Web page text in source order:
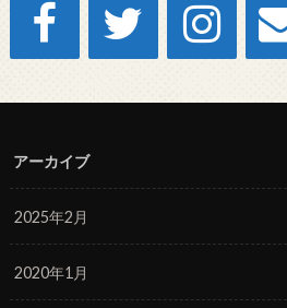
アーカイブ
2025年2月
2020年1月